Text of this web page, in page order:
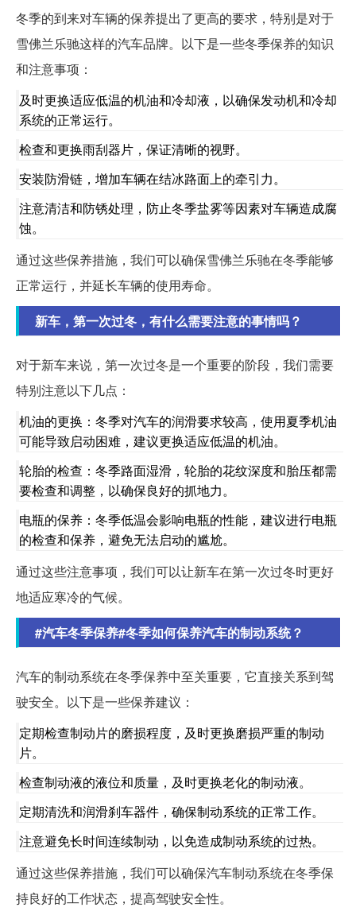
冬季的到来对车辆的保养提出了更高的要求，特别是对于
雪佛兰乐驰这样的汽车品牌。以下是一些冬季保养的知识
和注意事项：
及时更换适应低温的机油和冷却液，以确保发动机和冷却
系统的正常运行。
检查和更换雨刮器片，保证清晰的视野。
安装防滑链，增加车辆在结冰路面上的牵引力。
注意清洁和防锈处理，防止冬季盐雾等因素对车辆造成腐
蚀。
通过这些保养措施，我们可以确保雪佛兰乐驰在冬季能够
正常运行，并延长车辆的使用寿命。
新车，第一次过冬，有什么需要注意的事情吗？
对于新车来说，第一次过冬是一个重要的阶段，我们需要
特别注意以下几点：
机油的更换：冬季对汽车的润滑要求较高，使用夏季机油
可能导致启动困难，建议更换适应低温的机油。
轮胎的检查：冬季路面湿滑，轮胎的花纹深度和胎压都需
要检查和调整，以确保良好的抓地力。
电瓶的保养：冬季低温会影响电瓶的性能，建议进行电瓶
的检查和保养，避免无法启动的尴尬。
通过这些注意事项，我们可以让新车在第一次过冬时更好
地适应寒冷的气候。
#汽车冬季保养#冬季如何保养汽车的制动系统？
汽车的制动系统在冬季保养中至关重要，它直接关系到驾
驶安全。以下是一些保养建议：
定期检查制动片的磨损程度，及时更换磨损严重的制动
片。
检查制动液的液位和质量，及时更换老化的制动液。
定期清洗和润滑刹车器件，确保制动系统的正常工作。
注意避免长时间连续制动，以免造成制动系统的过热。
通过这些保养措施，我们可以确保汽车制动系统在冬季保
持良好的工作状态，提高驾驶安全性。